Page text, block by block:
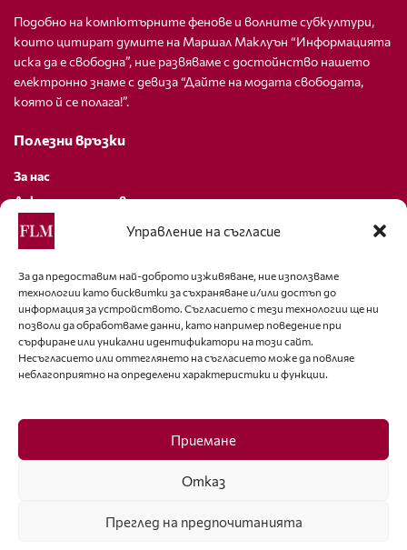
Управление на съгласие
За да предоставим най-доброто изживяване, ние използваме
технологии като бисквитки за съхраняване и/или достъп до
информация за устройството. Съгласието с тези технологии ще ни
позволи да обработваме данни, като например поведение при
сърфиране или уникални идентификатори на този сайт.
Несъгласието или оттеглянето на съгласието може да повлияе
неблагоприятно на определени характеристики и функции.
Приемане
Отказ
Преглед на предпочитанията
Подобно на компютърните фенове и волните субкултури,
които цитират думите на Маршал Маклуън “Информацията
иска да е свободна”, ние развяваме с достойнство нашето
електронно знаме с девиза “Дайте на модата свободата,
която й се полага!”.
Полезни връзки
За нас
Декларация за поверителност
Политика за бисквитки
За контакти
editor@fashion-lifestyle.net
+359 88 227 33 47
Последвайте ни
Facebook
ISSN 1314-8915 Copyright © 2007-2025 Ot igla do konetz Ltd. & Fashion.bg